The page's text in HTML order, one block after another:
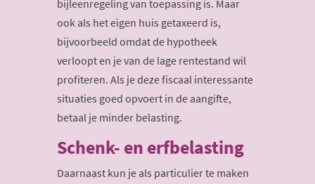
bijleenregeling van toepassing is. Maar
ook als het eigen huis getaxeerd is,
bijvoorbeeld omdat de hypotheek
verloopt en je van de lage rentestand wil
profiteren. Als je deze fiscaal interessante
situaties goed opvoert in de aangifte,
betaal je minder belasting.
Schenk- en erfbelasting
Daarnaast kun je als particulier te maken